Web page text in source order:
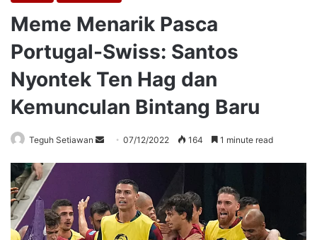
Meme Menarik Pasca
Portugal-Swiss: Santos
Nyontek Ten Hag dan
Kemunculan Bintang Baru
Teguh Setiawan
Send07/12/2022 164 1 minute read